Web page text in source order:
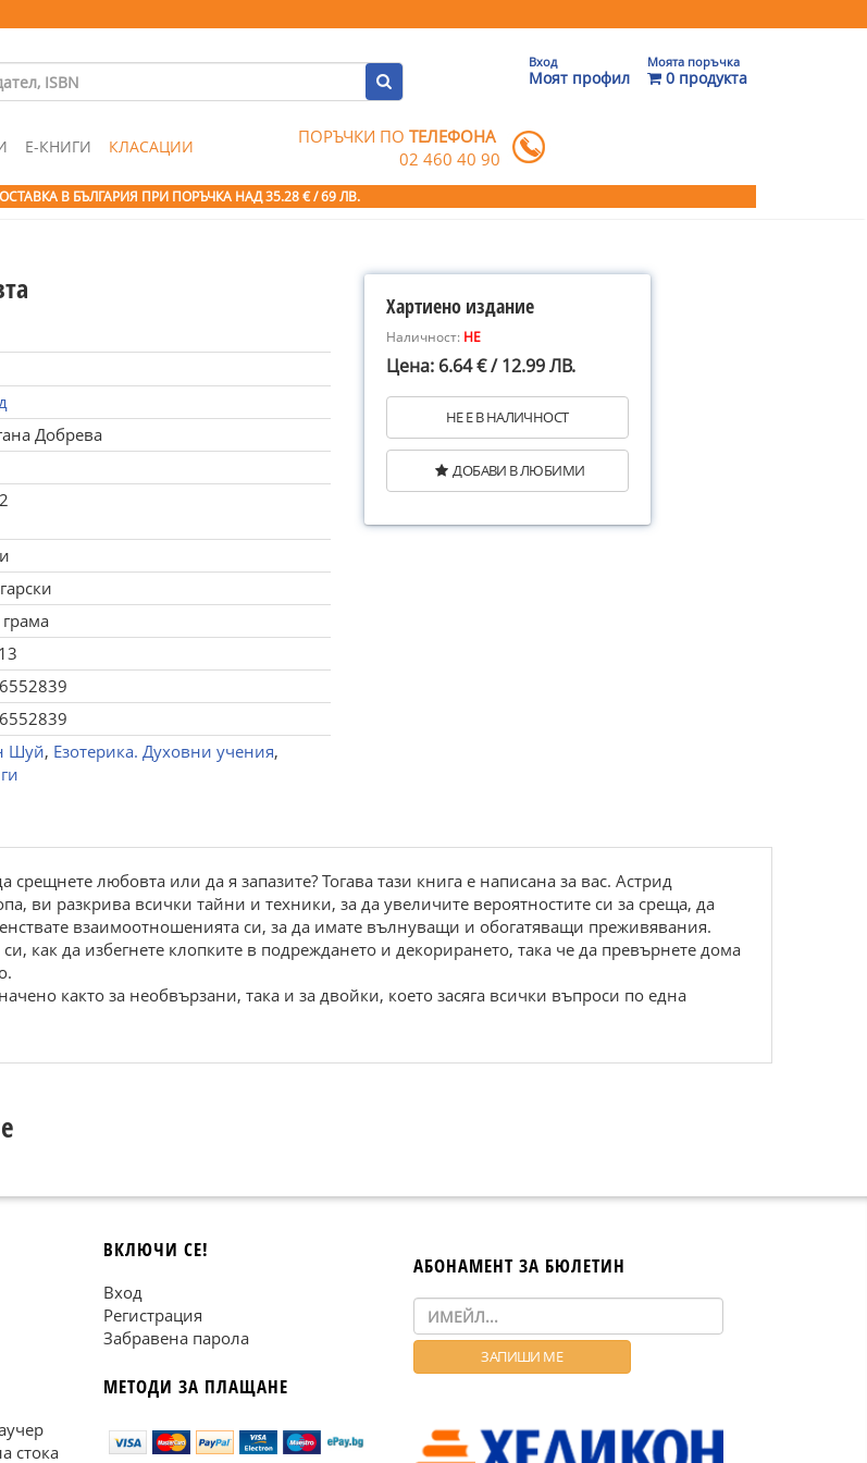
Вход
Моят профил
Моята поръчка
0 продукта
Е-КНИГИ КЛАСАЦИИ ПОРЪЧКИ ПОТЕЛЕФОНА
02 460 40 90
В БЪЛГАРИЯ ПРИ ПОРЪЧКА НАД 35.28 € / 69 ЛВ.
Добрева
Шуй, Езотерика. Духовни учения,
Хартиено издание
Наличност: НЕ
Цена: 6.64 € / 12.99 ЛВ.
НЕ Е В НАЛИЧНОСТ
ДОБАВИ В ЛЮБИМИ
любовта или да я запазите? Тогава тази книга е написана за вас. Астрид
ви разкрива всички тайни и техники, за да увеличите вероятностите си за среща, да
взаимоотношенията си, за да имате вълнуващи и обогатяващи преживявания.
как да избегнете клопките в подреждането и декорирането, така че да превърнете дома
както за необвързани, така и за двойки, което засяга всички въпроси по една
стока
ВКЛЮЧИ СЕ!
Вход
Регистрация
Забравена парола
МЕТОДИ ЗА ПЛАЩАНЕ
АБОНАМЕНТ ЗА БЮЛЕТИН